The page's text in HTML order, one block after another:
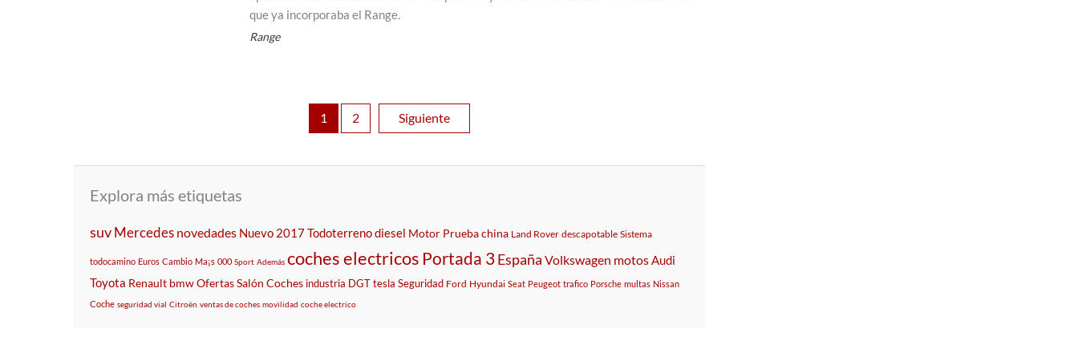
que ya incorporaba el Range.
Range
1 2 Siguiente
Explora más etiquetas
suvMercedes novedades Nuevo 2017Todoterrenodiesel Motor Pruebachina Land Rover descapotable Sistema
todocamino Euros Cambio Ma¡s 000 Sport Además coches electricos Portada 3España Volkswagen motosAudi
Toyota Renault bmwOfertasSalón Coches industria DGT tesla Seguridad Ford Hyundai Seat Peugeot trafico Porsche multas Nissan
Coche seguridad vial Citroën ventas de coches movilidad coche electrico